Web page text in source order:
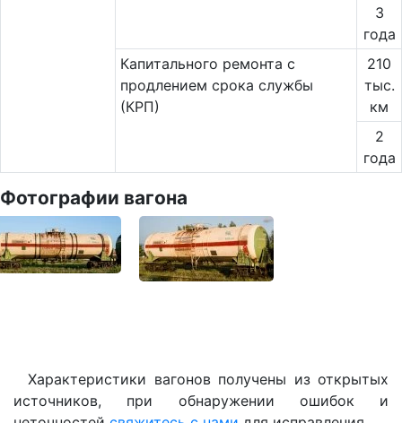
3
года
Капитального ремонта с
продлением срока службы
(КРП)
210
тыс.
км
2
года
Фотографии вагона
Характеристики вагонов получены из открытых
источников, при обнаружении ошибок и